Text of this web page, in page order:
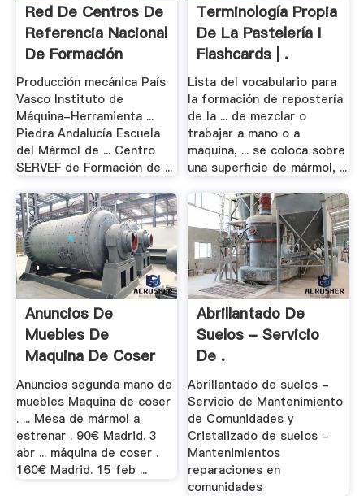
Red De Centros De
Referencia Nacional
De Formación
Producción mecánica País
Vasco Instituto de
Máquina-Herramienta ...
Piedra Andalucía Escuela
del Mármol de ... Centro
SERVEF de Formación de ...
Terminología Propia
De La Pastelería I
Flashcards | .
Lista del vocabulario para
la formación de repostería
de la ... de mezclar o
trabajar a mano o a
máquina, ... se coloca sobre
una superficie de mármol, ...
Anuncios De
Muebles De
Maquina De Coser
De .
Anuncios segunda mano de
muebles Maquina de coser
. ... Mesa de mármol a
estrenar . 90€ Madrid. 3
abr ... máquina de coser .
160€ Madrid. 15 feb ...
Abrillantado De
Suelos - Servicio
De .
Abrillantado de suelos -
Servicio de Mantenimiento
de Comunidades y
Cristalizado de suelos -
Mantenimientos
reparaciones en
comunidades